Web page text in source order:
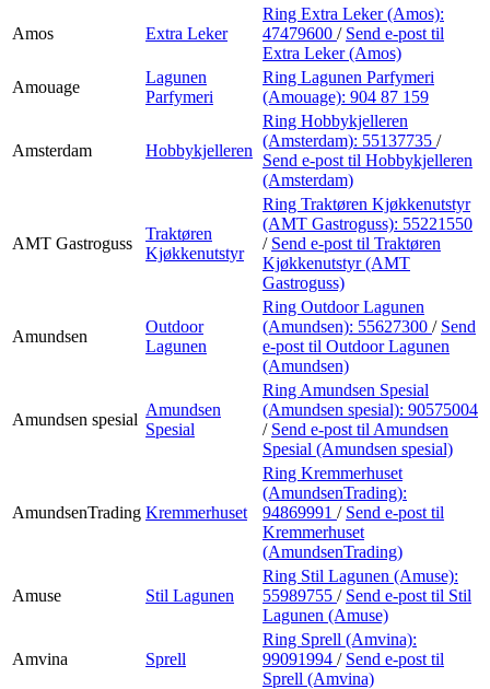
Amos Extra Leker
Ring Extra Leker (Amos):
47479600 / Send e-post til
Extra Leker (Amos)
Amouage
Lagunen
Parfymeri
Ring Lagunen Parfymeri
(Amouage): 904 87 159
Amsterdam Hobbykjelleren
Ring Hobbykjelleren
(Amsterdam): 55137735 /
Send e-post til Hobbykjelleren
(Amsterdam)
AMT Gastroguss
Traktøren
Kjøkkenutstyr
Ring Traktøren Kjøkkenutstyr
(AMT Gastroguss): 55221550
/ Send e-post til Traktøren
Kjøkkenutstyr (AMT
Gastroguss)
Amundsen
Outdoor
Lagunen
Ring Outdoor Lagunen
(Amundsen): 55627300 / Send
e-post til Outdoor Lagunen
(Amundsen)
Amundsen spesial
Amundsen
Spesial
Ring Amundsen Spesial
(Amundsen spesial): 90575004
/ Send e-post til Amundsen
Spesial (Amundsen spesial)
AmundsenTrading Kremmerhuset
Ring Kremmerhuset
(AmundsenTrading):
94869991 / Send e-post til
Kremmerhuset
(AmundsenTrading)
Amuse Stil Lagunen
Ring Stil Lagunen (Amuse):
55989755 / Send e-post til Stil
Lagunen (Amuse)
Amvina Sprell
Ring Sprell (Amvina):
99091994 / Send e-post til
Sprell (Amvina)